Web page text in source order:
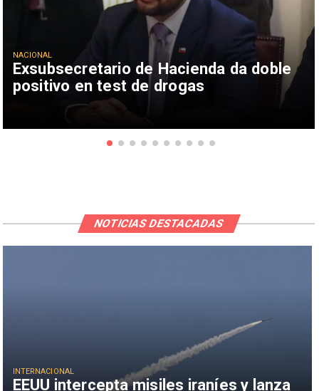
Exsubsecretario de Hacienda da doble
positivo en test de drogas
NACIONAL
EEUU intercepta misiles iraníes y lanza
INTERNACIONAL
NOTICIAS DESTACADAS